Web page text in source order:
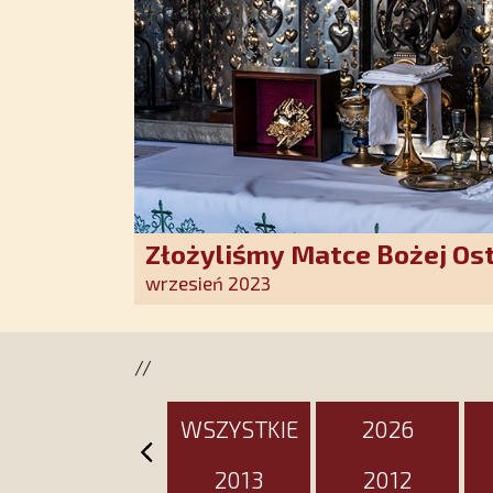
Złożyliśmy Matce Bożej
pozłacane wotum
wrzesień 2023
//
WSZYSTKIE 2026
2013
2012